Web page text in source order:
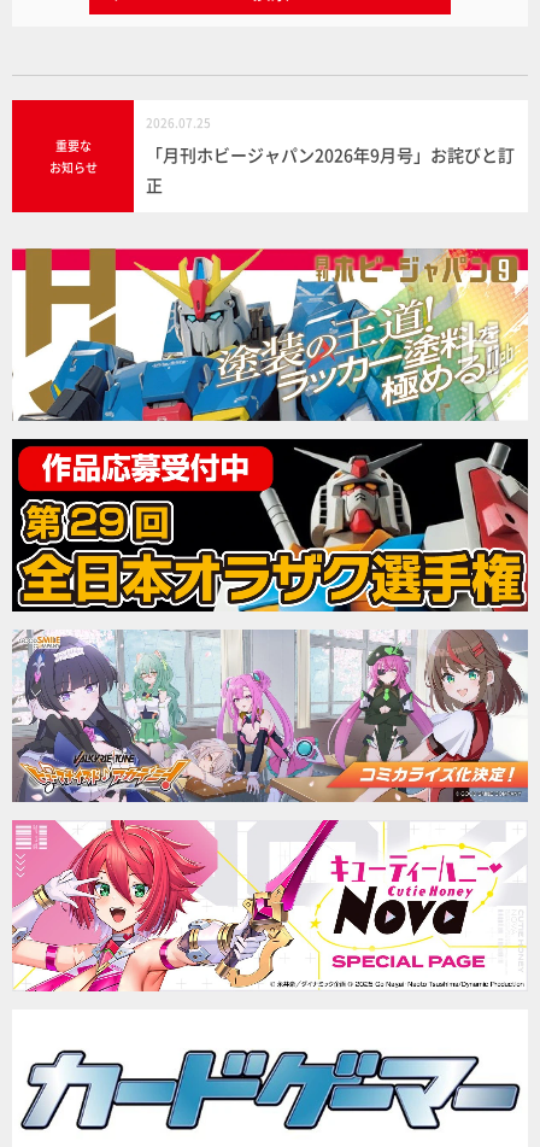
重要な
お知らせ
2026.07.25
「月刊ホビージャパン2026年9月号」お詫びと訂
正